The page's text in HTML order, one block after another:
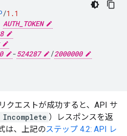
/1.1
AUTH_TOKEN
0 -524287 /2000000
クエストが成功すると、API サ
Incomplete ）レスポンスを返
は、上記のステップ 4.2: API レ